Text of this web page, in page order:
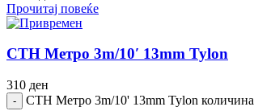
Прочитај повеќе
СТН Метро 3m/10′ 13mm Tylon
310 ден
СТН Метро 3m/10' 13mm Tylon количина